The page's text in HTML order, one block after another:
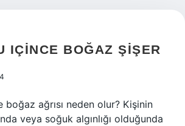
IÇINCE BOĞAZ ŞIŞER
boğaz ağrısı neden olur? Kişinin
veya soğuk algınlığı olduğunda